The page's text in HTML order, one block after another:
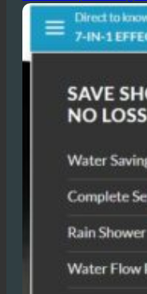
tušev.
Obiščite spletno